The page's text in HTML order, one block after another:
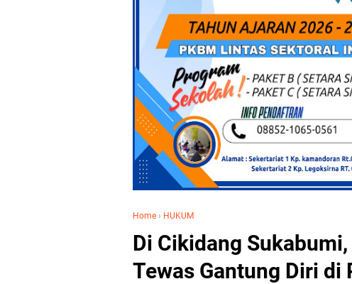
Home › HUKUM
Di Cikidang
Tewas Gantung Diri di